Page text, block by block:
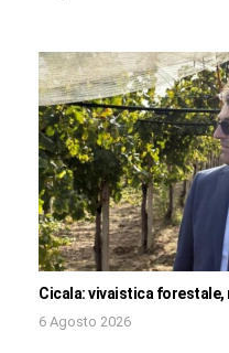
Cicala: vivaistica forestale,
6 Agosto 2026